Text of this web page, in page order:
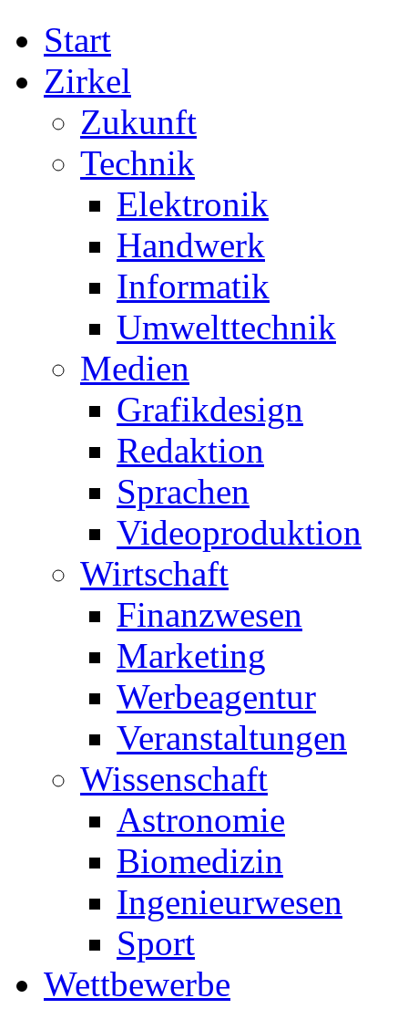
Start
Zirkel
Zukunft
Technik
Elektronik
Handwerk
Informatik
Umwelttechnik
Medien
Grafikdesign
Redaktion
Sprachen
Videoproduktion
Wirtschaft
Finanzwesen
Marketing
Werbeagentur
Veranstaltungen
Wissenschaft
Astronomie
Biomedizin
Ingenieurwesen
Sport
Wettbewerbe